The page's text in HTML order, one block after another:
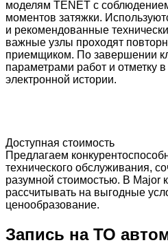
моделям TENET с
моментов затяжки.
и рекомендованные
важные узлы проходят
приемщиком. По завершении
параметрами работ и отметку
электронной истории.
Доступная стоимость
Предлагаем
технического обслуживания,
разумной стоимостью. В Major
рассчитывать на выгодные
ценообразование.
Запись на ТО